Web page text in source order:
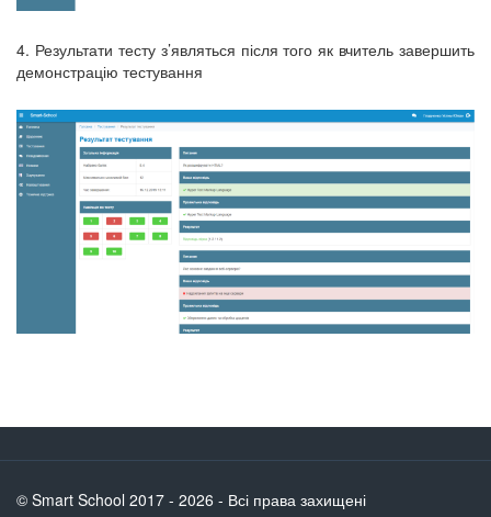
4. Результати тесту з’являться після того як вчитель завершить
демонстрацію тестування
© Smart School 2017 - 2026 - Всі права захищені